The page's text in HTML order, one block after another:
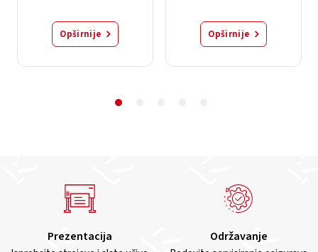
Opširnije Opširnije
Prezentacija Održavanje